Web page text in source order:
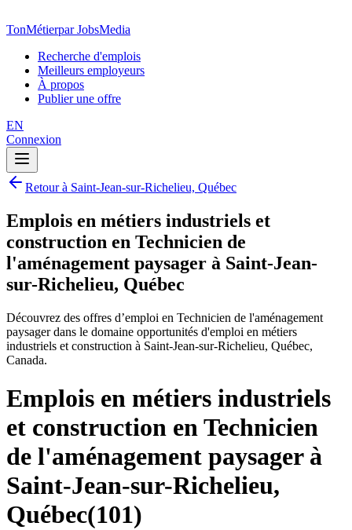
TonMétierpar JobsMedia
Recherche d'emplois
Meilleurs employeurs
À propos
Publier une offre
EN
Connexion
Retour à Saint-Jean-sur-Richelieu, Québec
Emplois en métiers industriels et
construction en Technicien de
l'aménagement paysager à Saint-Jean-
sur-Richelieu, Québec
Découvrez des offres d’emploi en Technicien de l'aménagement
paysager dans le domaine opportunités d'emploi en métiers
industriels et construction à Saint-Jean-sur-Richelieu, Québec,
Canada.
Emplois en métiers industriels
et construction en Technicien
de l'aménagement paysager à
Saint-Jean-sur-Richelieu,
Québec(101)